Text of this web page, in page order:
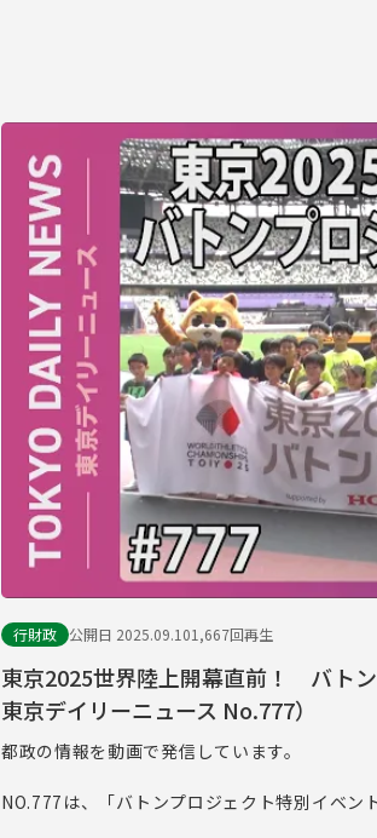
Play
行財政 公開日 2025.09.101,667回再生
東京2025世界陸上開幕直前！ バト
東京デイリーニュース No.777）
都政の情報を動画で発信しています。
NO.777は、「バトンプロジェクト特別イベン